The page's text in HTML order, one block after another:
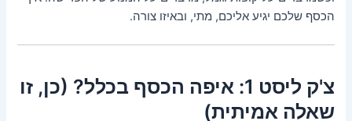
הכסף שלכם יגיע אליכם, מתי, ובאיזו צורה.
צ'ק ליסט 1: איפה הכסף בכלל? (כן, זו
שאלה אמיתית)